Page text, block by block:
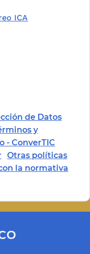
ICA
de Datos
y
- ConverTIC
Otras políticas
la normativa